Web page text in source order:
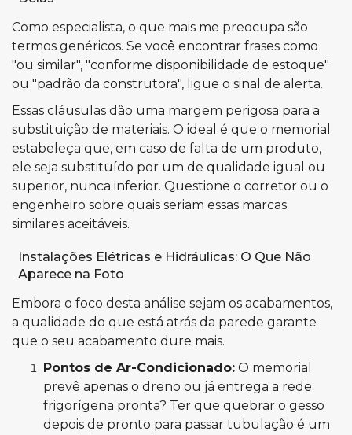
Como especialista, o que mais me preocupa são
termos genéricos. Se você encontrar frases como
"ou similar", "conforme disponibilidade de estoque"
ou "padrão da construtora", ligue o sinal de alerta.
Essas cláusulas dão uma margem perigosa para a
substituição de materiais. O ideal é que o memorial
estabeleça que, em caso de falta de um produto,
ele seja substituído por um de qualidade igual ou
superior, nunca inferior. Questione o corretor ou o
engenheiro sobre quais seriam essas marcas
similares aceitáveis.
Instalações Elétricas e Hidráulicas: O Que Não
Aparece na Foto
Embora o foco desta análise sejam os acabamentos,
a qualidade do que está atrás da parede garante
que o seu acabamento dure mais.
Pontos de Ar-Condicionado: O memorial
prevê apenas o dreno ou já entrega a rede
frigorígena pronta? Ter que quebrar o gesso
depois de pronto para passar tubulação é um